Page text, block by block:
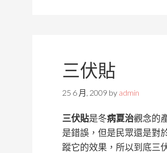
三伏貼
25 6 月, 2009 by admin
三伏貼是冬病夏治觀念的
是錯誤，但是民眾還是對
蹤它的效果，所以到底三